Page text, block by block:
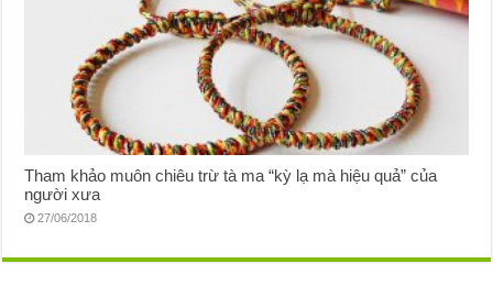
Tham khảo muôn chiêu trừ tà ma “kỳ lạ mà hiệu quả” của
người xưa
27/06/2018